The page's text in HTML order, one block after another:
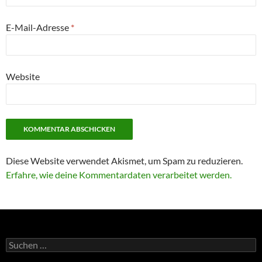
E-Mail-Adresse *
Website
Diese Website verwendet Akismet, um Spam zu reduzieren.
Erfahre, wie deine Kommentardaten verarbeitet werden.
Suchen
nach: